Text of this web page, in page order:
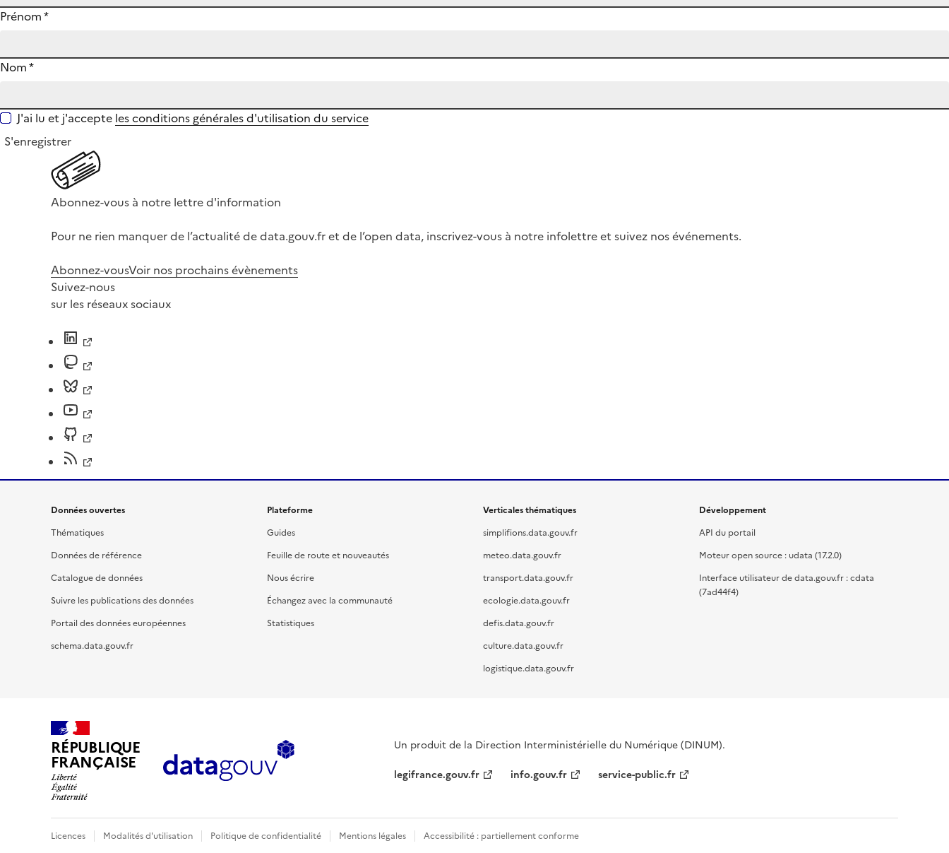
Prénom*
Nom*
J'ai lu et j'accepte les conditions générales d'utilisation du service
S'enregistrer
Abonnez-vous à notre lettre d'information
Pour ne rien manquer de l’actualité de data.gouv.fr et de l’open data, inscrivez-vous à notre infolettre et suivez nos événements.
Abonnez-vousVoir nos prochains évènements
Suivez-nous
sur les réseaux sociaux
Données ouvertes
Thématiques
Données de référence
Catalogue de données
Suivre les publications des données
Portail des données européennes
schema.data.gouv.fr
Plateforme
Guides
Feuille de route et nouveautés
Nous écrire
Échangez avec la communauté
Statistiques
Verticales thématiques
simplifions.data.gouv.fr
meteo.data.gouv.fr
transport.data.gouv.fr
ecologie.data.gouv.fr
defis.data.gouv.fr
culture.data.gouv.fr
logistique.data.gouv.fr
Développement
API du portail
Moteur open source : udata (17.2.0)
Interface utilisateur de data.gouv.fr : cdata
(7ad44f4)
RÉPUBLIQUE
FRANÇAISE
Un produit de la Direction Interministérielle du Numérique (DINUM).
legifrance.gouv.fr
info.gouv.fr service-public.fr
Licences Modalités d'utilisation Politique de confidentialité Mentions légales Accessibilité : partiellement conforme